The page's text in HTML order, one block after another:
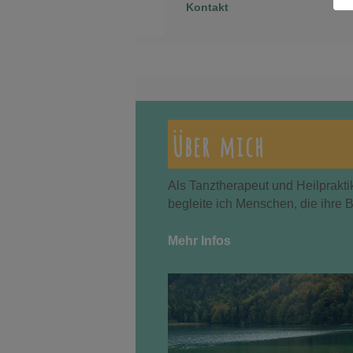
Kontakt
Über mich
Als Tanztherapeut und
begleite ich Menschen, die ihre
Mehr Infos